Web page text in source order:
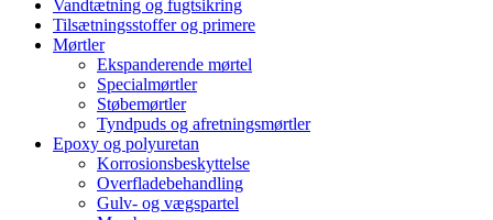
Vandtætning og fugtsikring
Tilsætningsstoffer og primere
Mørtler
Ekspanderende mørtel
Specialmørtler
Støbemørtler
Tyndpuds og afretningsmørtler
Epoxy og polyuretan
Korrosionsbeskyttelse
Overfladebehandling
Gulv- og vægspartel